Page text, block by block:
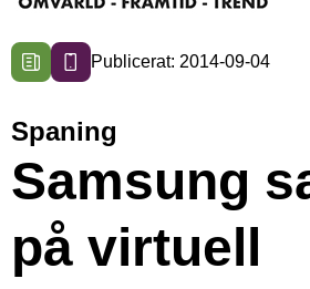
Publicerat: 2014-09-04
Spaning
Samsung
på virtuell